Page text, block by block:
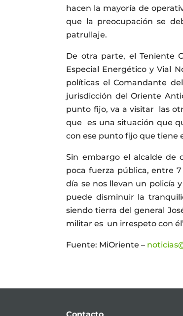
hacen la mayoría de
que la preocupación se
patrullaje.
De otra parte, el Teniente
Especial Energético y Vial
políticas el Comandante
jurisdicción del Oriente
punto fijo, va a visitar las
que es una situación que
con ese punto fijo que tiene
Sin embargo el alcalde de
poca fuerza pública, entre
día se nos llevan un policía
puede disminuir la
siendo tierra del general
militar es un irrespeto con
Fuente: MiOriente –